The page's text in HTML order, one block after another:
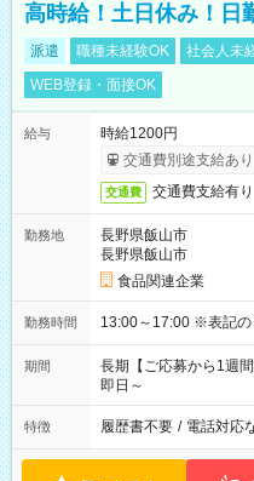
高時給！土日休み！日
派遣 職種未経験OK 社会人未
WEB登録・面接OK
給与
時給1200円
交通費別途支給あり
交通費 交通費支給有り
勤務地
長野県飯山市
長野県飯山市
食品関連企業
勤務時間 13:00～
期間
長期【ご応募から1週
即日～
特徴 履歴書不要 / 電話対応